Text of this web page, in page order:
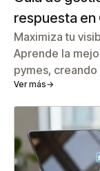
respuesta en
Maximiza tu
Aprende la
pymes,
Ver más→